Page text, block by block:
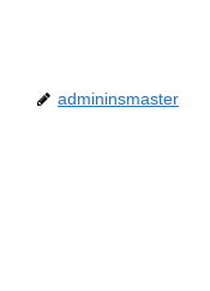
admininsmaster